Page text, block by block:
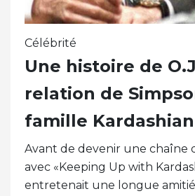
Célébrité
Une histoire de
relation de
famille Kardashian
Avant de devenir une chaîne
avec «Keeping Up with
entretenait une longue